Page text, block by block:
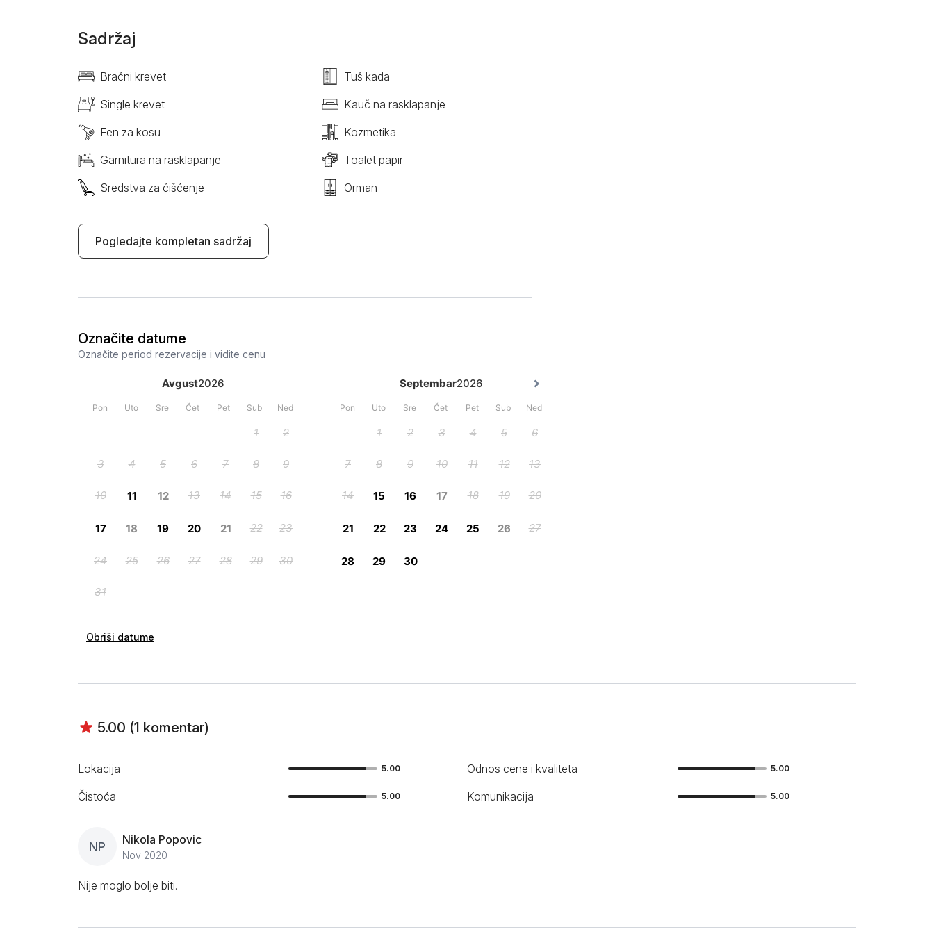
Sadržaj
Bračni krevet
Tuš kada
Single krevet
Kauč na rasklapanje
Fen za kosu
Kozmetika
Garnitura na rasklapanje
Toalet papir
Sredstva za čišćenje
Orman
Pogledajte kompletan sadržaj
Označite datume
Označite period rezervacije i vidite cenu
Obriši datume
5.00 (1 komentar)
Lokacija 5.00 Odnos cene i kvaliteta 5.00
Čistoća 5.00 Komunikacija 5.00
NP Nikola Popovic
Nov 2020
Nije moglo bolje biti.